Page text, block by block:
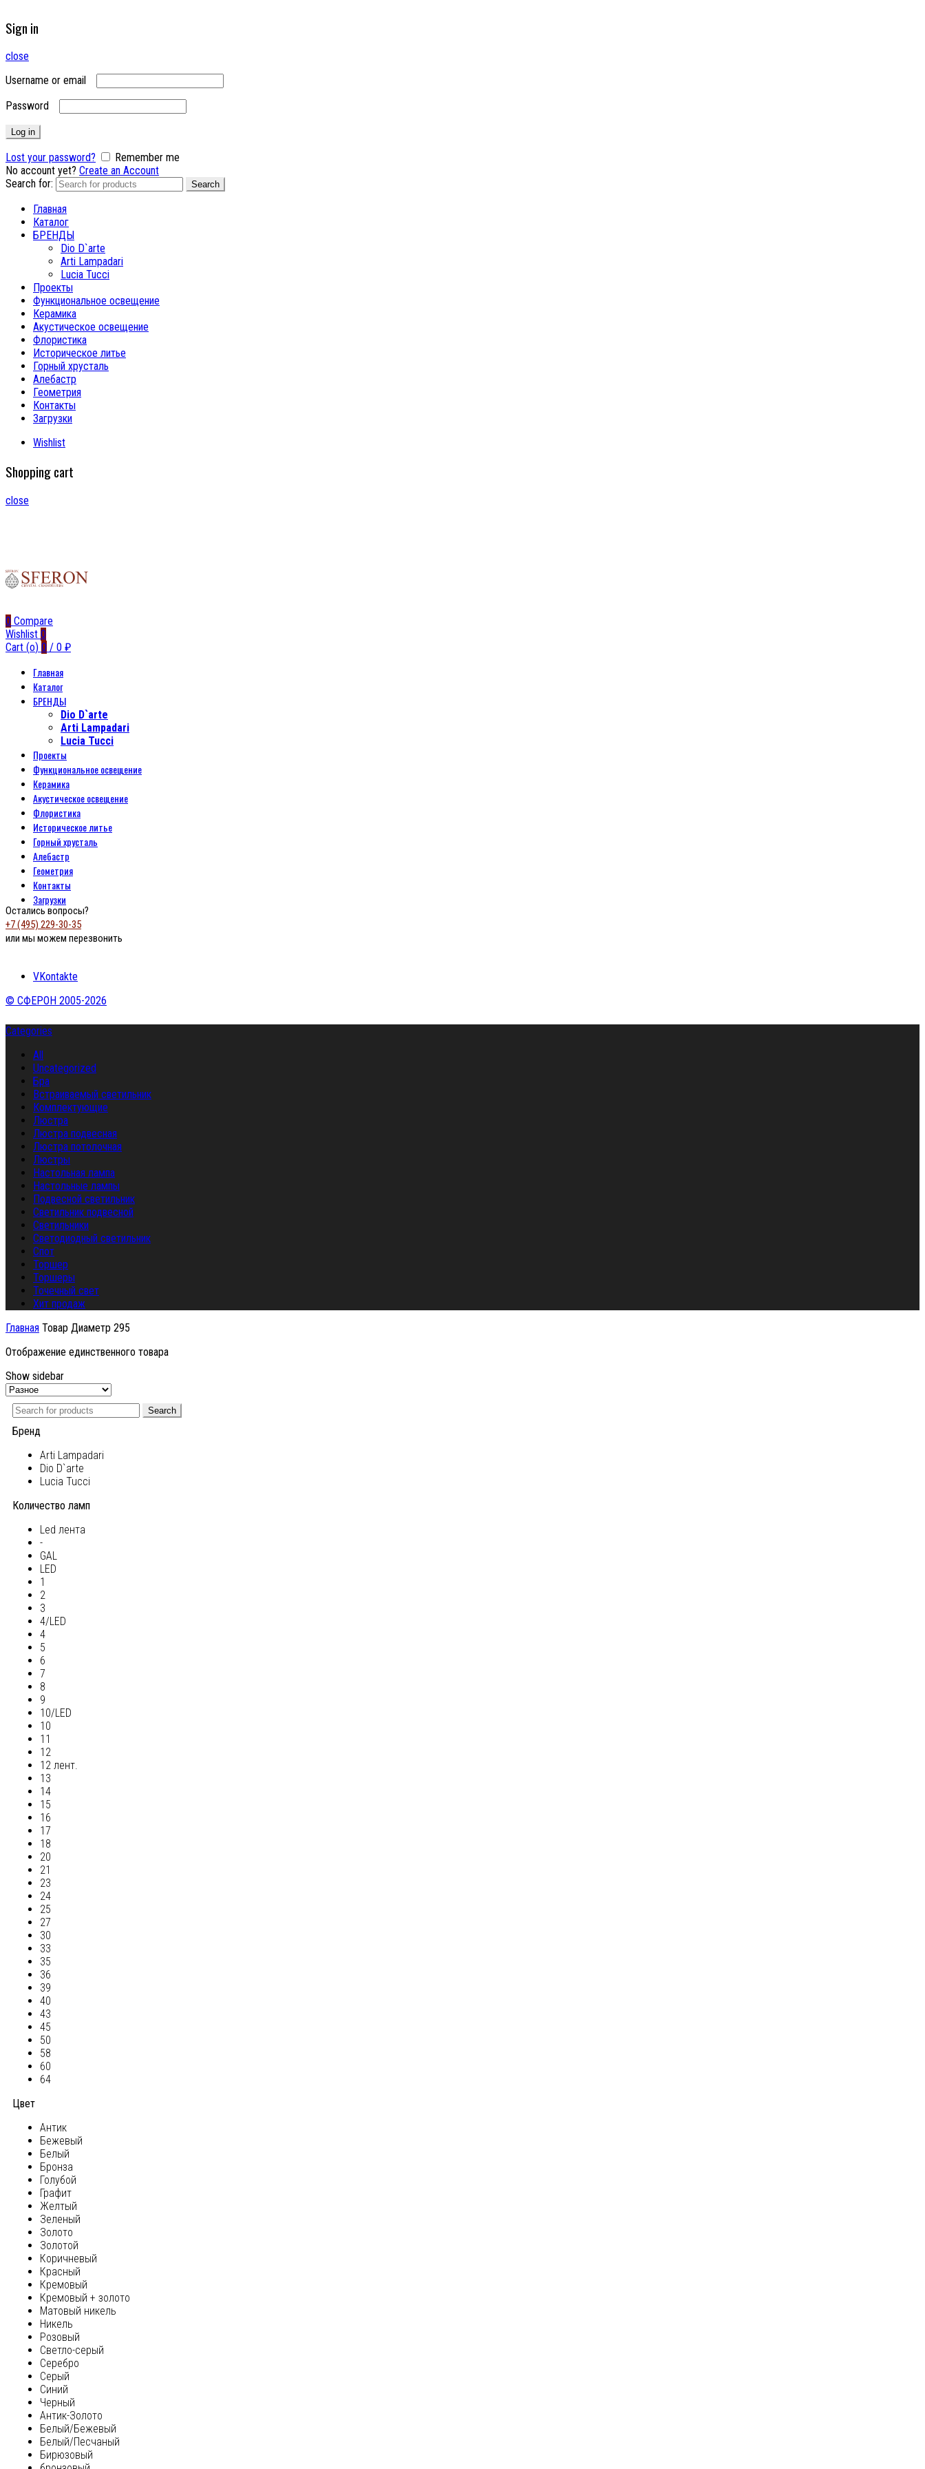
Sign in
close
Username or email
Password
Log in
Lost your password?
Remember me
No account yet? Create an Account
Search for:
Search
Главная
Каталог
БРЕНДЫ
Dio D`arte
Arti Lampadari
Lucia Tucci
Проекты
Функциональное освещение
Керамика
Акустическое освещение
Флористика
Историческое литье
Горный хрусталь
Алебастр
Геометрия
Контакты
Загрузки
Wishlist
Shopping cart
close
0 Compare
Wishlist 0
Cart (o) 0 / 0 ₽
Главная
Каталог
БРЕНДЫ
Dio D`arte
Arti Lampadari
Lucia Tucci
Проекты
Функциональное освещение
Керамика
Акустическое освещение
Флористика
Историческое литье
Горный хрусталь
Алебастр
Геометрия
Контакты
Загрузки
Остались вопросы?
+7 (495) 229-30-35
или мы можем перезвонить
VKontakte
© СФЕРОН 2005-2026
Categories
All
Uncategorized
Бра
Встраиваемый светильник
Комплектующие
Люстра
Люстра подвесная
Люстра потолочная
Люстры
Настольная лампа
Настольные лампы
Подвесной светильник
Светильник подвесной
Светильники
Светодиодный светильник
Спот
Торшер
Торшеры
Точечный свет
Хит продаж
Главная Товар Диаметр 295
Отображение единственного товара
Show sidebar
Search
Бренд
Arti Lampadari
Dio D`arte
Lucia Tucci
Количество ламп
Led лента
-
GAL
LED
1
2
3
4/LED
4
5
6
7
8
9
10/LED
10
11
12
12 лент.
13
14
15
16
17
18
20
21
23
24
25
27
30
33
35
36
39
40
43
45
50
58
60
64
Цвет
Антик
Бежевый
Белый
Бронза
Голубой
Графит
Желтый
Зеленый
Золото
Золотой
Коричневый
Красный
Кремовый
Кремовый + золото
Матовый никель
Никель
Розовый
Светло-серый
Серебро
Серый
Синий
Черный
Антик-Золото
Белый/Бежевый
Белый/Песчаный
Бирюзовый